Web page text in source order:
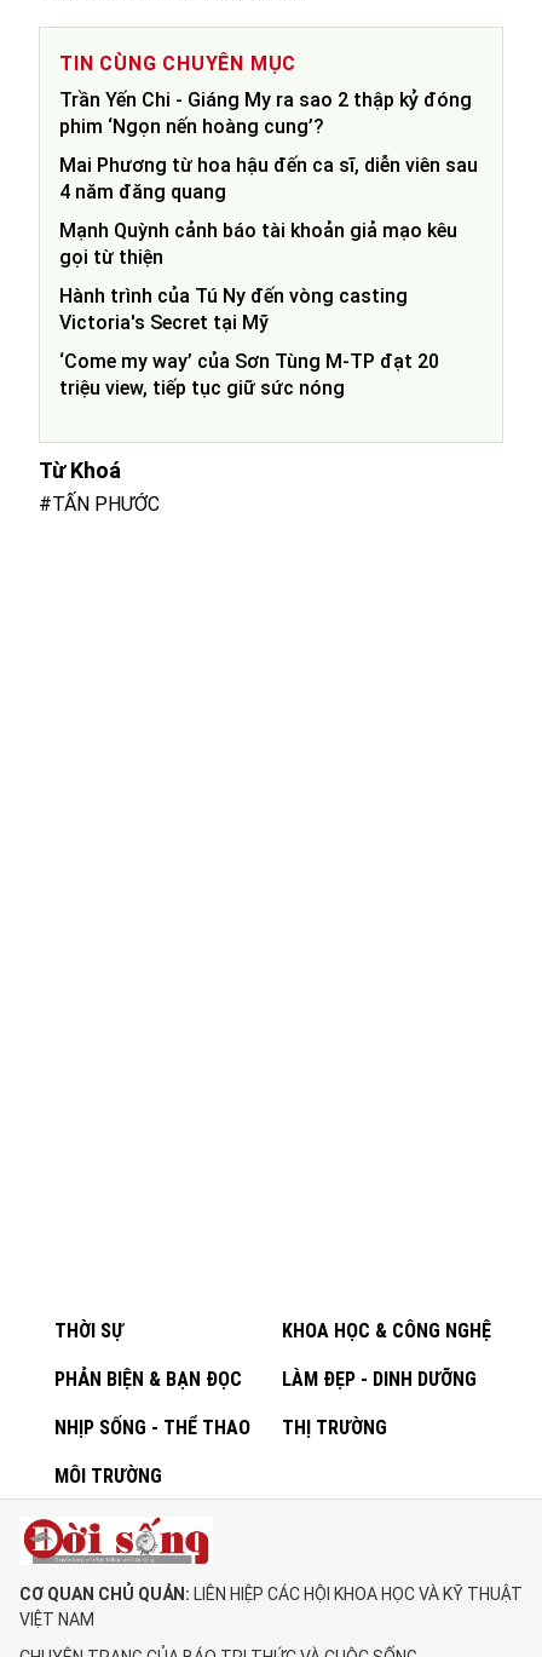
TIN CÙNG CHUYÊN MỤC
Trần Yến Chi - Giáng My ra sao 2 thập kỷ đóng
phim ‘Ngọn nến hoàng cung’?
Mai Phương từ hoa hậu đến ca sĩ, diễn viên sau
4 năm đăng quang
Mạnh Quỳnh cảnh báo tài khoản giả mạo kêu
gọi từ thiện
Hành trình của Tú Ny đến vòng casting
Victoria's Secret tại Mỹ
‘Come my way’ của Sơn Tùng M-TP đạt 20
triệu view, tiếp tục giữ sức nóng
Từ Khoá
#TẤN PHƯỚC
THỜI SỰ KHOA HỌC & CÔNG NGHỆ
PHẢN BIỆN & BẠN ĐỌC LÀM ĐẸP - DINH DƯỠNG
NHỊP SỐNG - THỂ THAO THỊ TRƯỜNG
MÔI TRƯỜNG
CƠ QUAN CHỦ QUẢN: LIÊN HIỆP CÁC HỘI KHOA HỌC VÀ KỸ THUẬT
VIỆT NAM